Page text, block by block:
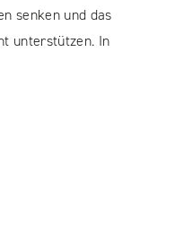
senken und das
unterstützen. In
WELCHE E-COMMERCE-